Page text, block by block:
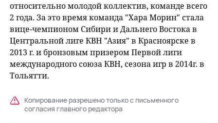
относительно молодой коллектив, команде всего
2 года. За это время команда "Хара Морин" стала
вице-чемпионом Сибири и Дальнего Востока в
Центральной лиге КВН "Азия" в Красноярске в
2013 г. и бронзовым призером Первой лиги
международного союза КВН, сезона игр в 2014г. в
Тольятти.
Копирование разрешено только с письменного
согласия главного редактора